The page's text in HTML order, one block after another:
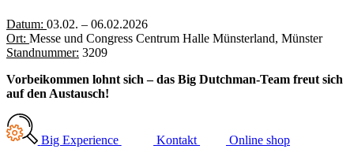
Datum: 03.02. – 06.02.2026
Ort: Messe und Congress Centrum Halle Münsterland, Münster
Standnummer: 3209
Vorbeikommen lohnt sich – das Big Dutchman-Team freut sich
auf den Austausch!
Big Experience Kontakt Online shop